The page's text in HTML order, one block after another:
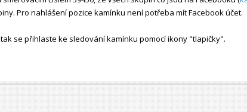
Pro nahlášení pozice kamínku není potřeba mít Facebook účet.
se přihlaste ke sledování kamínku pomocí ikony "tlapičky".